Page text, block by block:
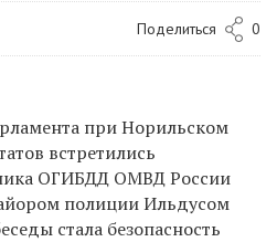
Поделиться 0
при Норильском
встретились
ОГИБДД ОМВД России
полиции Ильдусом
стала безопасность